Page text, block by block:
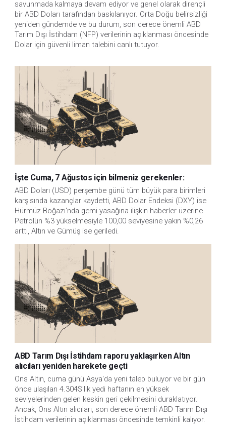
savunmada kalmaya devam ediyor ve genel olarak dirençli
bir ABD Doları tarafından baskılanıyor. Orta Doğu belirsizliği
yeniden gündemde ve bu durum, son derece önemli ABD
Tarım Dışı İstihdam (NFP) verilerinin açıklanması öncesinde
Dolar için güvenli liman talebini canlı tutuyor.
İşte Cuma, 7 Ağustos için bilmeniz gerekenler:
ABD Doları (USD) perşembe günü tüm büyük para birimleri
karşısında kazançlar kaydetti, ABD Dolar Endeksi (DXY) ise
Hürmüz Boğazı'nda gemi yasağına ilişkin haberler üzerine
Petrolün %3 yükselmesiyle 100,00 seviyesine yakın %0,26
arttı, Altın ve Gümüş ise geriledi.
ABD Tarım Dışı İstihdam raporu yaklaşırken Altın
alıcıları yeniden harekete geçti
Ons Altın, cuma günü Asya'da yeni talep buluyor ve bir gün
önce ulaşılan 4.304$'lık yedi haftanın en yüksek
seviyelerinden gelen keskin geri çekilmesini duraklatıyor.
Ancak, Ons Altın alıcıları, son derece önemli ABD Tarım Dışı
İstihdam verilerinin açıklanması öncesinde temkinli kalıyor.